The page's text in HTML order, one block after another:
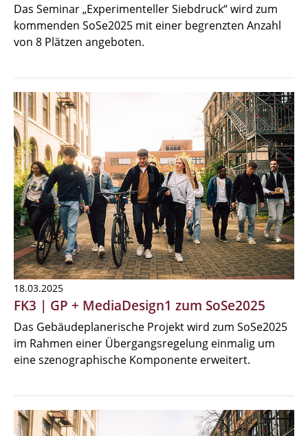
Das Seminar „Experimenteller Siebdruck“ wird zum
kommenden SoSe2025 mit einer begrenzten Anzahl
von 8 Plätzen angeboten.
18.03.2025
FK3 | GP + MediaDesign1 zum SoSe2025
Das Gebäudeplanerische Projekt wird zum SoSe2025
im Rahmen einer Übergangsregelung einmalig um
eine szenographische Komponente erweitert.